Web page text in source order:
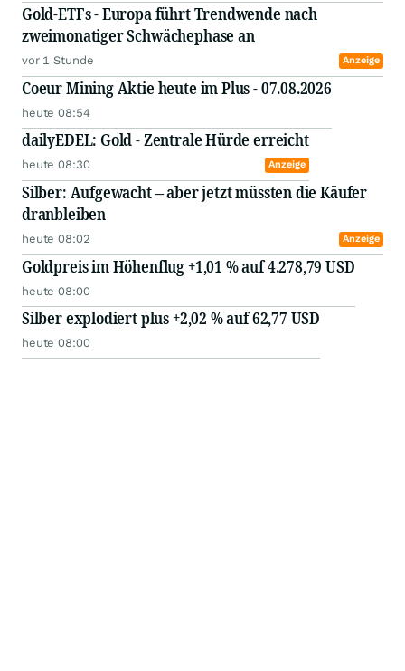
Gold-ETFs - Europa führt Trendwende nach
zweimonatiger Schwächephase an
vor 1 Stunde Anzeige
Coeur Mining Aktie heute im Plus - 07.08.2026
heute 08:54
dailyEDEL: Gold - Zentrale Hürde erreicht
heute 08:30 Anzeige
Silber: Aufgewacht – aber jetzt müssten die Käufer
dranbleiben
heute 08:02 Anzeige
Goldpreis im Höhenflug +1,01 % auf 4.278,79 USD
heute 08:00
Silber explodiert plus +2,02 % auf 62,77 USD
heute 08:00